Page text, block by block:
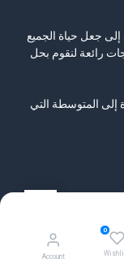
0
Account
جعل حياة الجميع
رائعة لنقوم بحل
المتوسطة التي